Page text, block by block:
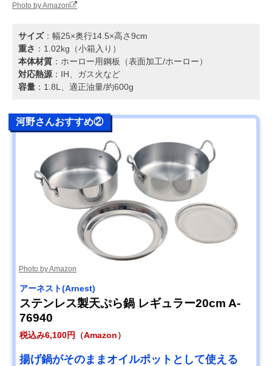
Photo by Amazon
サイズ：幅25×奥行14.5×高さ9cm
重さ ：1.02kg（小箱入り）
本体材質 ：ホーロー用鋼板（表面加工/ホーロー）
対応熱源 ：IH、ガス火など
容量 ：1.8L、適正油量/約600g
河野さんおすすめ②
Photo by Amazon
アーネスト(Arnest)
ステンレス製天ぷら鍋 レギュラー20cm A-
76940
税込み6,100円（Amazon）
揚げ鍋がそのままオイルポットとして使える